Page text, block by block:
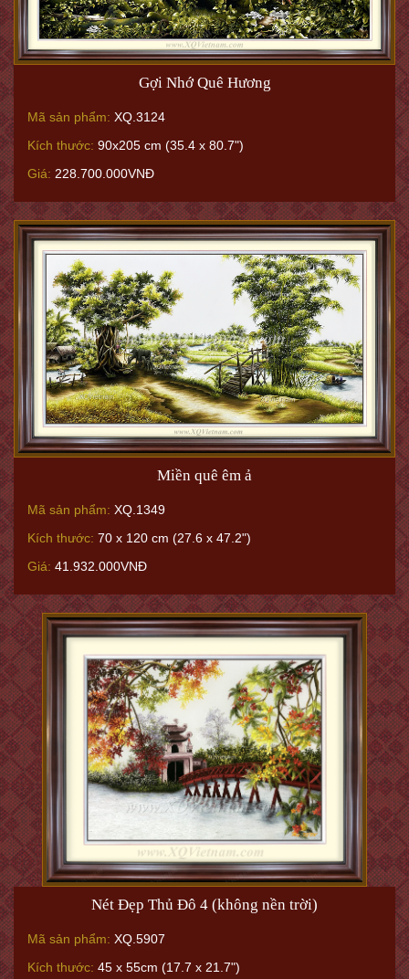
Gợi Nhớ Quê Hương
Mã sản phẩm: XQ.3124
Kích thước: 90x205 cm (35.4 x 80.7")
Giá: 228.700.000VNĐ
Miền quê êm ả
Mã sản phẩm: XQ.1349
Kích thước: 70 x 120 cm (27.6 x 47.2")
Giá: 41.932.000VNĐ
Nét Đẹp Thủ Đô 4 (không nền trời)
Mã sản phẩm: XQ.5907
Kích thước: 45 x 55cm (17.7 x 21.7")